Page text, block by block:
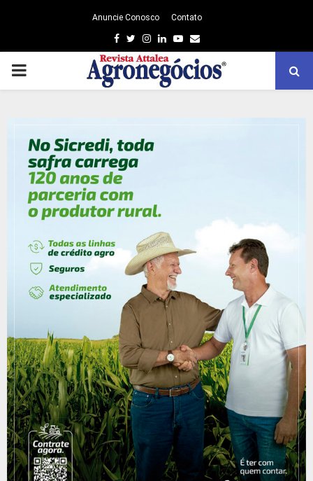
Anuncie Conosco Contato
Facebook
TwitterInstagram
LinkedinYoutube
Email
PRIMARY